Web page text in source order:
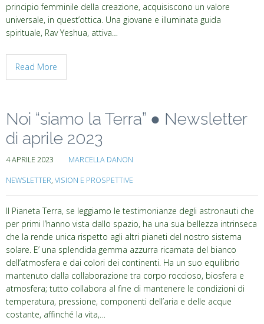
principio femminile della creazione, acquisiscono un valore
universale, in quest’ottica. Una giovane e illuminata guida
spirituale, Rav Yeshua, attiva…
Read More
Noi “siamo la Terra” ● Newsletter
di aprile 2023
4 APRILE 2023 MARCELLA DANON
NEWSLETTER, VISION E PROSPETTIVE
Il Pianeta Terra, se leggiamo le testimonianze degli astronauti che
per primi l’hanno vista dallo spazio, ha una sua bellezza intrinseca
che la rende unica rispetto agli altri pianeti del nostro sistema
solare. E’ una splendida gemma azzurra ricamata del bianco
dell’atmosfera e dai colori dei continenti. Ha un suo equilibrio
mantenuto dalla collaborazione tra corpo roccioso, biosfera e
atmosfera; tutto collabora al fine di mantenere le condizioni di
temperatura, pressione, componenti dell’aria e delle acque
costante, affinché la vita,…